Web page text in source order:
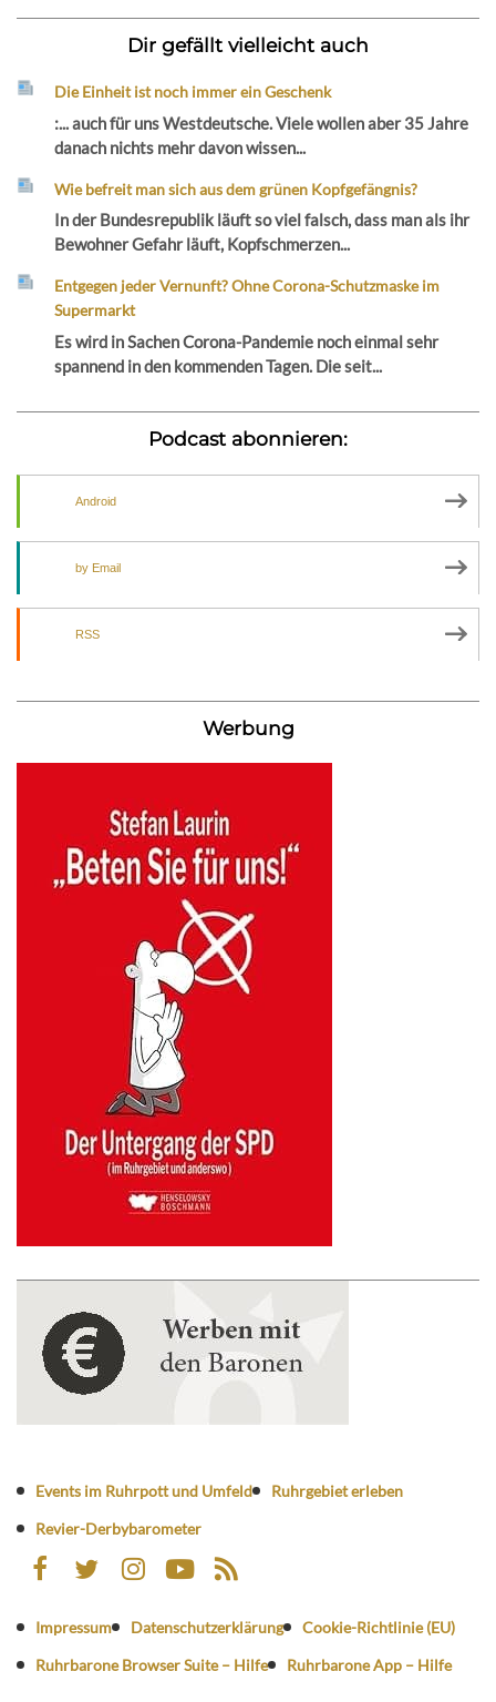
Dir gefällt vielleicht auch
Die Einheit ist noch immer ein Geschenk
:... auch für uns Westdeutsche. Viele wollen aber 35 Jahre
danach nichts mehr davon wissen...
Wie befreit man sich aus dem grünen Kopfgefängnis?
In der Bundesrepublik läuft so viel falsch, dass man als ihr
Bewohner Gefahr läuft, Kopfschmerzen...
Entgegen jeder Vernunft? Ohne Corona-Schutzmaske im
Supermarkt
Es wird in Sachen Corona-Pandemie noch einmal sehr
spannend in den kommenden Tagen. Die seit...
Podcast abonnieren:
Android
by Email
RSS
Werbung
Events im Ruhrpott und Umfeld
Ruhrgebiet erleben
Revier-Derbybarometer
Impressum Datenschutzerklärung
Cookie-Richtlinie (EU)
Ruhrbarone Browser Suite – Hilfe
Ruhrbarone App – Hilfe